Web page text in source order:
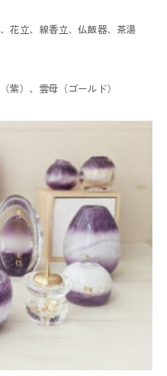
花立、線香立、仏飯器、茶湯
紫）、雲母（ゴールド）